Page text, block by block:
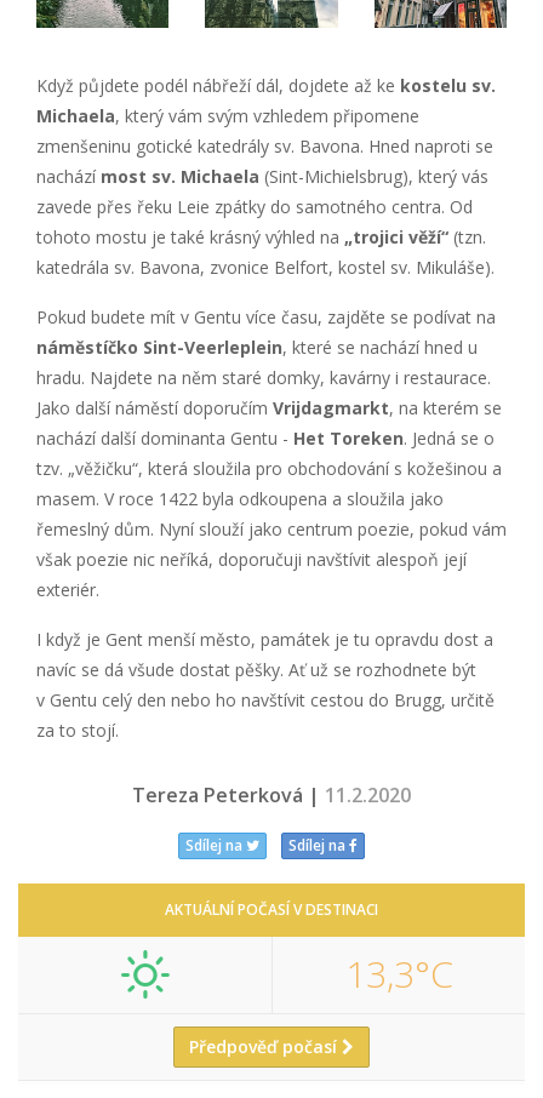
Když půjdete podél nábřeží dál, dojdete až ke kostelu sv.
Michaela, který vám svým vzhledem připomene
zmenšeninu gotické katedrály sv. Bavona. Hned naproti se
nachází most sv. Michaela (Sint-Michielsbrug), který vás
zavede přes řeku Leie zpátky do samotného centra. Od
tohoto mostu je také krásný výhled na „trojici věží“ (tzn.
katedrála sv. Bavona, zvonice Belfort, kostel sv. Mikuláše).
Pokud budete mít v Gentu více času, zajděte se podívat na
náměstíčko Sint-Veerleplein, které se nachází hned u
hradu. Najdete na něm staré domky, kavárny i restaurace.
Jako další náměstí doporučím Vrijdagmarkt, na kterém se
nachází další dominanta Gentu - Het Toreken. Jedná se o
tzv. „věžičku“, která sloužila pro obchodování s kožešinou a
masem. V roce 1422 byla odkoupena a sloužila jako
řemeslný dům. Nyní slouží jako centrum poezie, pokud vám
však poezie nic neříká, doporučuji navštívit alespoň její
exteriér.
I když je Gent menší město, památek je tu opravdu dost a
navíc se dá všude dostat pěšky. Ať už se rozhodnete být
v Gentu celý den nebo ho navštívit cestou do Brugg, určitě
za to stojí.
Tereza Peterková | 11.2.2020
Sdílej na Sdílej na
AKTUÁLNÍ POČASÍ V DESTINACI
13,3°C
Předpověď počasí